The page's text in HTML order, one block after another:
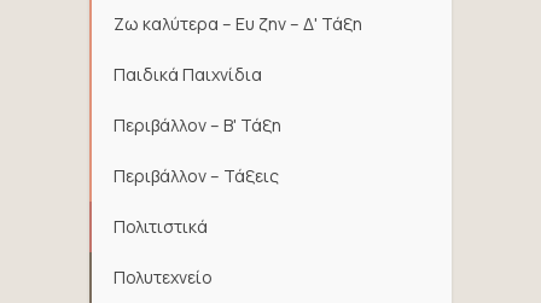
Ζω καλύτερα – Ευ ζην – Δ' Τάξη
Παιδικά Παιχνίδια
Περιβάλλον – Β' Τάξη
Περιβάλλον – Τάξεις
Πολιτιστικά
Πολυτεχνείο